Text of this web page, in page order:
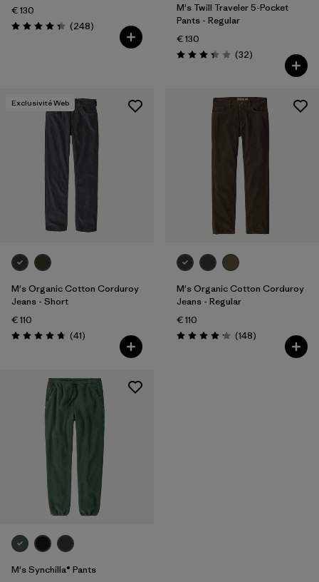
€ 130
Évaluation: 4.3 / 5
(248Avis
)
M's Twill Traveler 5-Pocket
Pants - Regular
€ 130
Évaluation: 3.3 / 5
(32Avis
)
Exclusivité Web
M's Organic Cotton Corduroy
Jeans - Short
€ 110
Évaluation: 4.7 / 5
(41Avis
)
M's Organic Cotton Corduroy
Jeans - Regular
€ 110
Évaluation: 4.2 / 5
(148Avis
)
M's Synchilla® Pants